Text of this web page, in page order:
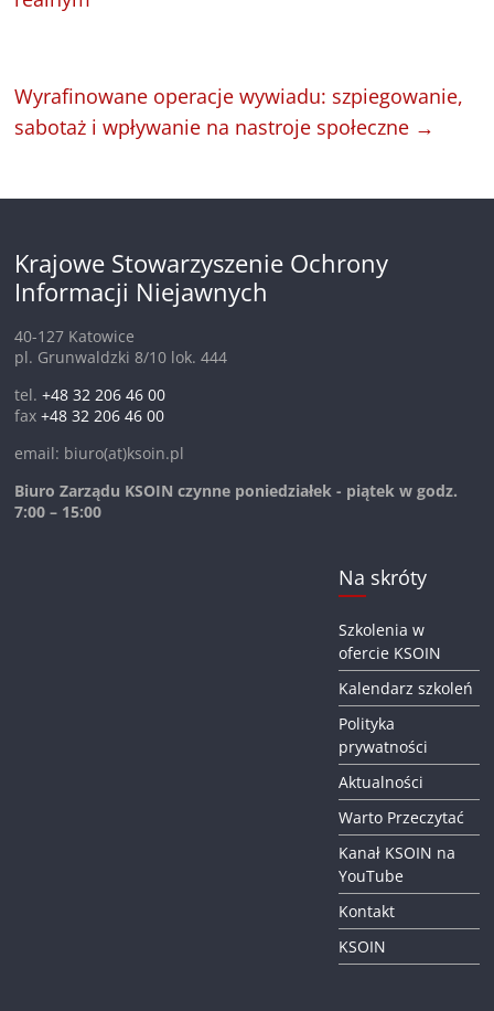
Wyrafinowane operacje wywiadu: szpiegowanie,
sabotaż i wpływanie na nastroje społeczne →
Krajowe Stowarzyszenie Ochrony
Informacji Niejawnych
40-127 Katowice
pl. Grunwaldzki 8/10 lok. 444
tel.+48 32 206 46 00
fax+48 32 206 46 00
email: biuro(at)ksoin.pl
Biuro Zarządu KSOIN czynne poniedziałek - piątek w godz.
7:00 – 15:00
Na skróty
Szkolenia w
ofercie KSOIN
Kalendarz szkoleń
Polityka
prywatności
Aktualności
Warto Przeczytać
Kanał KSOIN na
YouTube
Kontakt
KSOIN